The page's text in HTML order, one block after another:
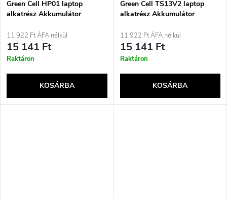
Green Cell HP01 laptop
alkatrész Akkumulátor
11 922 Ft ÁFA nélkül
15 141 Ft
Raktáron
KOSÁRBA
Green Cell TS13V2 laptop
alkatrész Akkumulátor
11 922 Ft ÁFA nélkül
15 141 Ft
Raktáron
KOSÁRBA